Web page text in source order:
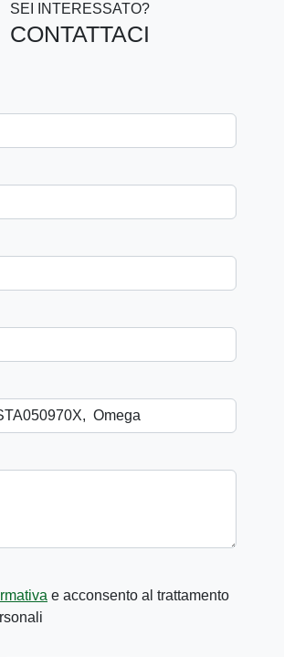
SEI INTERESSATO?
CONTATTACI
e acconsento al trattamento